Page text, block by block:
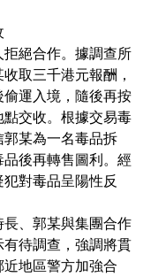
絕合作。據調查所
取三千港元報酬，
運入境，隨後再按
交收。根據交易毒
某為一名毒品拆
後再轉售圖利。經
對毒品呈陽性反
、郭某與集團合作
待調查，強調將貫
地區警方加強合